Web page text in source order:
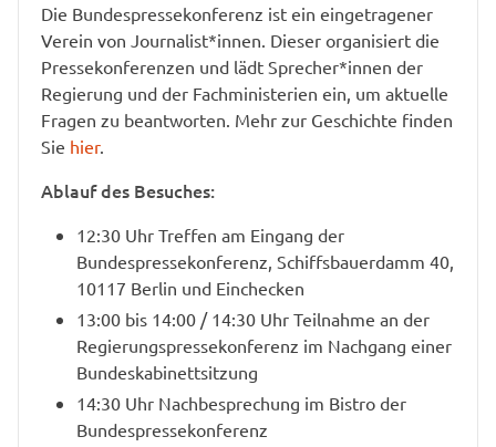
Die Bundespressekonferenz ist ein eingetragener
Verein von Journalist*innen. Dieser organisiert die
Pressekonferenzen und lädt Sprecher*innen der
Regierung und der Fachministerien ein, um aktuelle
Fragen zu beantworten. Mehr zur Geschichte finden
Sie hier.
Ablauf des Besuches:
12:30 Uhr Treffen am Eingang der
Bundespressekonferenz, Schiffsbauerdamm 40,
10117 Berlin und Einchecken
13:00 bis 14:00 / 14:30 Uhr Teilnahme an der
Regierungspressekonferenz im Nachgang einer
Bundeskabinettsitzung
14:30 Uhr Nachbesprechung im Bistro der
Bundespressekonferenz